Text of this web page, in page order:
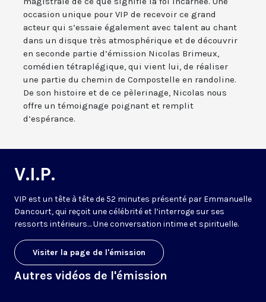
occasion unique pour VIP de recevoir ce grand
acteur qui s’essaie également avec talent au chant
dans un disque très atmosphérique et de découvrir
en seconde partie d’émission Nicolas Brimeux,
comédien tétraplégique, qui vient lui, de réaliser
une partie du chemin de Compostelle en randoline.
De son histoire et de ce pèlerinage, Nicolas nous
offre un témoignage poignant et remplit
d’espérance.
V.I.P.
VIP est un tête à tête de 52 minutes présenté par Emmanuelle
Dancourt, qui reçoit une célébrité et l’interroge sur ses
ressorts intérieurs… Une conversation intime et spirituelle.
Visiter la page de l'émission
Autres vidéos de l'émission